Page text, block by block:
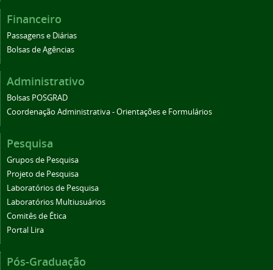
Financeiro
Passagens e Diárias
Bolsas de Agências
Administrativo
Bolsas POSGRAD
Coordenação Administrativa - Orientações e Formulários
Pesquisa
Grupos de Pesquisa
Projeto de Pesquisa
Laboratórios de Pesquisa
Laboratórios Multiusuários
Comitês de Ética
Portal Lira
Pós-Graduação